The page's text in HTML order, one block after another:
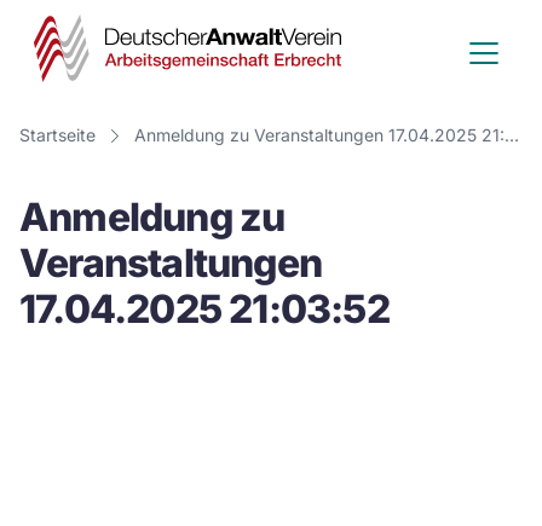
Deutscher
Anwalt
Verein
Startseite Anmeldung zu Veranstaltungen 17.04.2025 21:03:52
Anmeldung zu
Veranstaltungen
17.04.2025 21:03:52